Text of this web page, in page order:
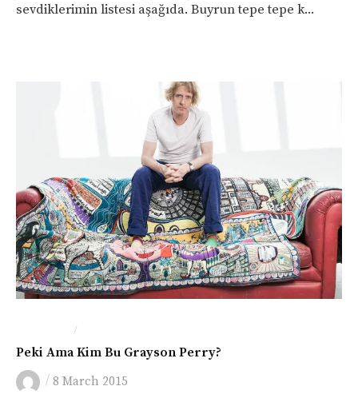
sevdiklerimin listesi aşağıda. Buyrun tepe tepe k...
/
Peki Ama Kim Bu Grayson Perry?
/ 8 March 2015